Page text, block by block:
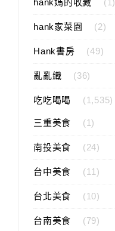
hank家菜園 (2)
Hank書房 (49)
亂亂織 (36)
吃吃喝喝 (1,535)
三重美食 (1)
南投美食 (24)
台中美食 (11)
台北美食 (10)
台南美食 (79)